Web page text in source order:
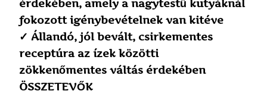
érdekében, amely a nagytestű kutyáknál
fokozott igénybevételnek van kitéve
✓ Állandó, jól bevált, csirkementes
receptúra az ízek közötti
zökkenőmentes váltás érdekében
ÖSSZETEVŐK